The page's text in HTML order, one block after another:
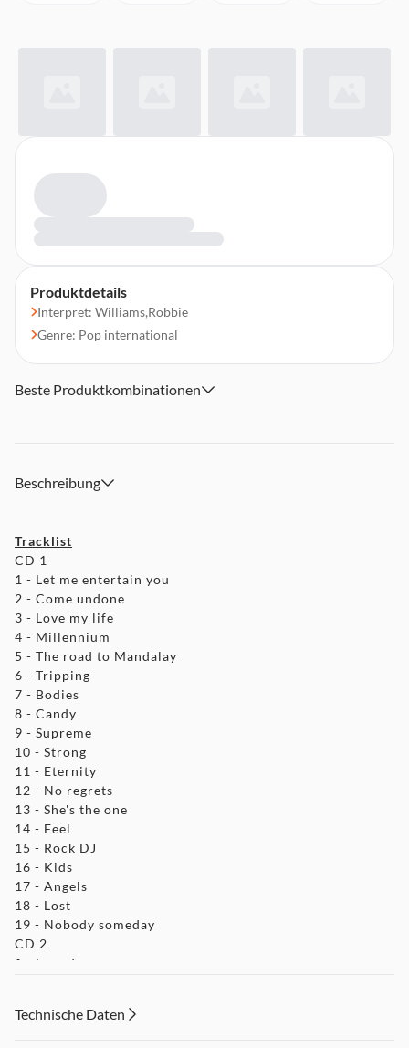
Produktdetails
Interpret: Williams,Robbie
Genre: Pop international
Beste Produktkombinationen
Beschreibung
Tracklist
CD 1
1 - Let me entertain you
2 - Come undone
3 - Love my life
4 - Millennium
5 - The road to Mandalay
6 - Tripping
7 - Bodies
8 - Candy
9 - Supreme
10 - Strong
11 - Eternity
12 - No regrets
13 - She's the one
14 - Feel
15 - Rock DJ
16 - Kids
17 - Angels
18 - Lost
19 - Nobody someday
CD 2
1 - Lazy days
4 - More than this
Technische Daten